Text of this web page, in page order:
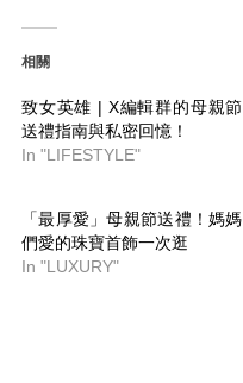
相關
致女英雄 | X編輯群的母親節
送禮指南與私密回憶！
In "LIFESTYLE"
「最厚愛」母親節送禮！媽媽
們愛的珠寶首飾一次逛
In "LUXURY"